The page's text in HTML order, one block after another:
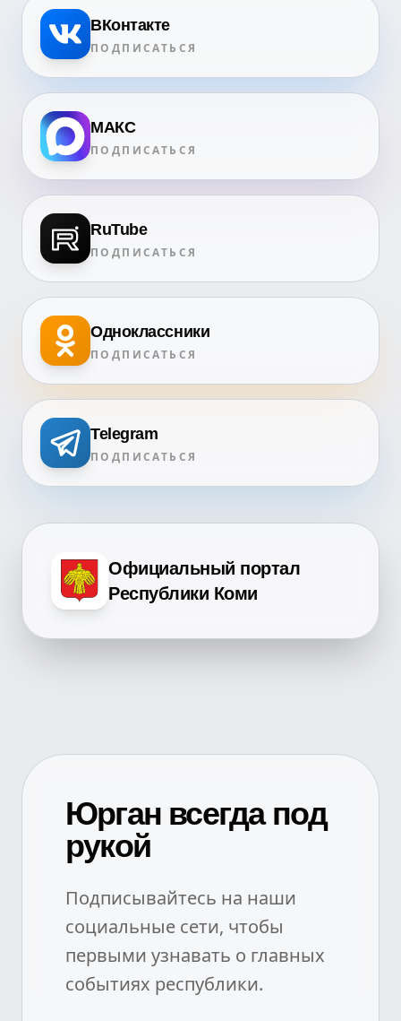
ВКонтакте
ПОДПИСАТЬСЯ
МАКС
ПОДПИСАТЬСЯ
RuTube
ПОДПИСАТЬСЯ
Одноклассники
ПОДПИСАТЬСЯ
Telegram
ПОДПИСАТЬСЯ
Официальный портал
Республики Коми
Юрган всегда под
рукой
Подписывайтесь на наши
социальные сети, чтобы
первыми узнавать о главных
событиях республики.